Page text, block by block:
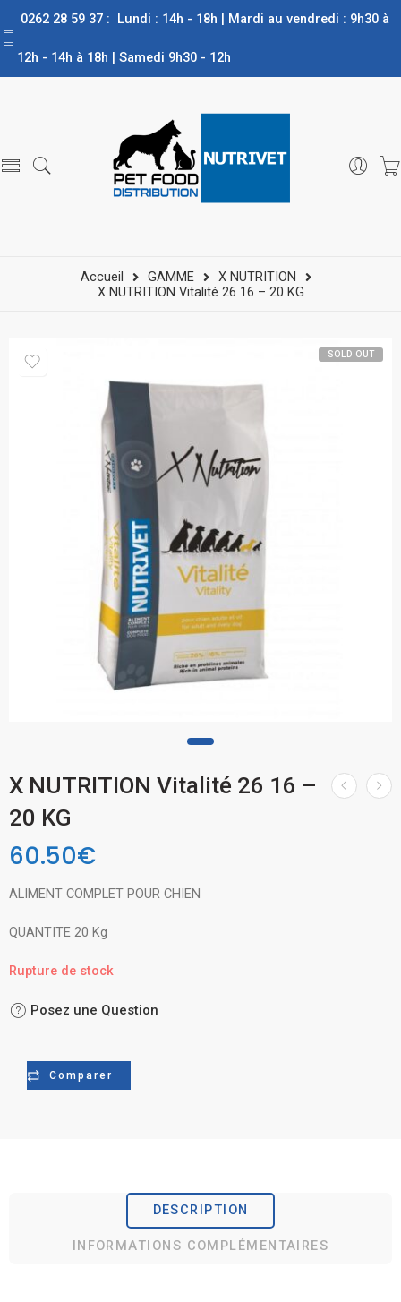
0262 28 59 37 : Lundi : 14h - 18h | Mardi au vendredi : 9h30 à
12h - 14h à 18h | Samedi 9h30 - 12h
Accueil GAMME
X NUTRITION
X NUTRITION Vitalité 26 16 – 20 KG
SOLD OUT
X NUTRITION Vitalité 26 16 –
20 KG
60.50€
ALIMENT COMPLET POUR CHIEN
QUANTITE 20 Kg
Rupture de stock
Posez une Question
Comparer
DESCRIPTION
INFORMATIONS COMPLÉMENTAIRES